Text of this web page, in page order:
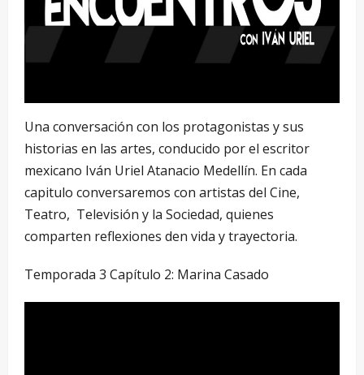
Una conversación con los protagonistas y sus
historias en las artes, conducido por el escritor
mexicano Iván Uriel Atanacio Medellín. En cada
capitulo conversaremos con artistas del Cine,
Teatro, Televisión y la Sociedad, quienes
comparten reflexiones den vida y trayectoria.
Temporada 3 Capítulo 2: Marina Casado